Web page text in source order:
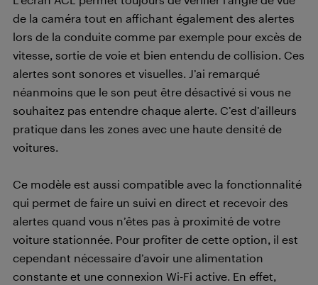
de la caméra tout en affichant également des alertes
lors de la conduite comme par exemple pour excès de
vitesse, sortie de voie et bien entendu de collision. Ces
alertes sont sonores et visuelles. J’ai remarqué
néanmoins que le son peut être désactivé si vous ne
souhaitez pas entendre chaque alerte. C’est d’ailleurs
pratique dans les zones avec une haute densité de
voitures.
Ce modèle est aussi compatible avec la fonctionnalité
qui permet de faire un suivi en direct et recevoir des
alertes quand vous n’êtes pas à proximité de votre
voiture stationnée. Pour profiter de cette option, il est
cependant nécessaire d’avoir une alimentation
constante et une connexion Wi-Fi active. En effet,